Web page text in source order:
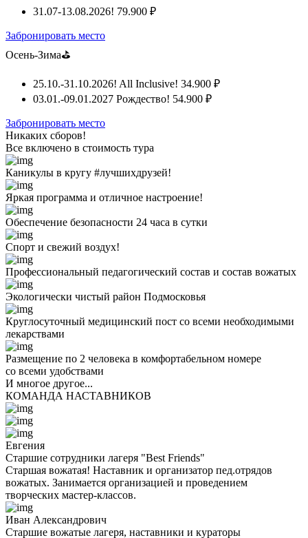
31.07-13.08.2026! 79.900 ₽
Забронировать место
Осень-Зима⛳
25.10.-31.10.2026! All Inclusive! 34.900 ₽
03.01.-09.01.2027 Рождество! 54.900 ₽
Забронировать место
Никаких сборов!
Все включено в стоимость тура
Каникулы в кругу #лучшихдрузей!
Яркая программа и отличное настроение!
Обеспечение безопасности 24 часа в сутки
Спорт и свежий воздух!
Профессиональный педагогический состав и состав вожатых
Экологически чистый район Подмосковья
Круглосуточный медицинский пост со всеми необходимыми
лекарствами
Размещение по 2 человека в комфортабельном номере
со всеми удобствами
И многое другое...
КОМАНДА НАСТАВНИКОВ
Евгения
Старшие сотрудники лагеря "Best Friends"
Старшая вожатая! Наставник и организатор пед.отрядов
вожатых. Занимается организацией и проведением
творческих мастер-классов.
Иван Александрович
Старшие вожатые лагеря, наставники и кураторы